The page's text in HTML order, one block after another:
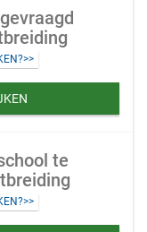
te